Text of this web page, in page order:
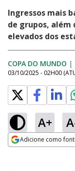
Ingressos mais
de grupos, além
elevados dos
COPA DO MUNDO |
03/10/2025 - 02H00
A+
Adicione como